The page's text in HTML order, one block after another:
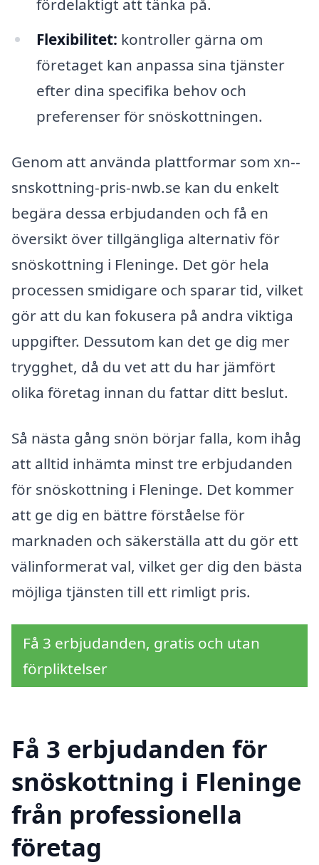
fördelaktigt att tänka på.
Flexibilitet: kontroller gärna om
företaget kan anpassa sina tjänster
efter dina specifika behov och
preferenser för snöskottningen.
Genom att använda plattformar som xn--
snskottning-pris-nwb.se kan du enkelt
begära dessa erbjudanden och få en
översikt över tillgängliga alternativ för
snöskottning i Fleninge. Det gör hela
processen smidigare och sparar tid, vilket
gör att du kan fokusera på andra viktiga
uppgifter. Dessutom kan det ge dig mer
trygghet, då du vet att du har jämfört
olika företag innan du fattar ditt beslut.
Så nästa gång snön börjar falla, kom ihåg
att alltid inhämta minst tre erbjudanden
för snöskottning i Fleninge. Det kommer
att ge dig en bättre förståelse för
marknaden och säkerställa att du gör ett
välinformerat val, vilket ger dig den bästa
möjliga tjänsten till ett rimligt pris.
Få 3 erbjudanden, gratis och utan
förpliktelser
Få 3 erbjudanden för
snöskottning i Fleninge
från professionella
företag